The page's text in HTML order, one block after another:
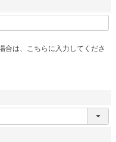
合は、こちらに入力してくださ